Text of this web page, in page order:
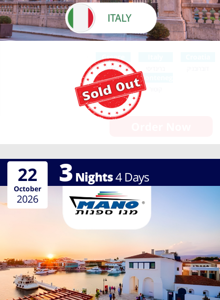
Greece
קלמטה
ארגוסטולי
קורפו
קאטקולון
כרתים - סודה
Montenegro
3Nights4Days
22
October
2026